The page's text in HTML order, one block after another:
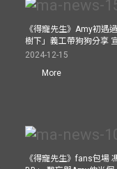
《得寵先生》Amy初遇
樹下」義工帶狗狗分享
2024-12-15
More
《得寵先生》fans包場